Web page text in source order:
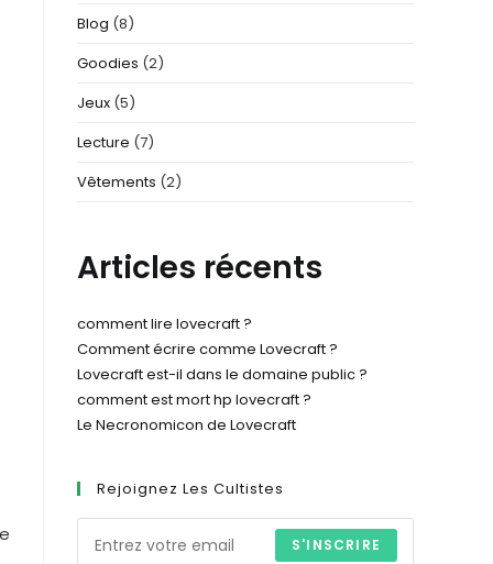
Blog (8)
Goodies (2)
Jeux (5)
Lecture (7)
Vêtements (2)
Articles récents
comment lire lovecraft​ ?
Comment écrire comme Lovecraft ?
Lovecraft est-il dans le domaine public ?
comment est mort hp lovecraft​ ?
Le Necronomicon de Lovecraft
Rejoignez Les Cultistes
S'INSCRIRE